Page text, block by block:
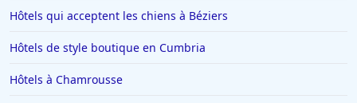
Hôtels qui acceptent les chiens à Béziers
Hôtels de style boutique en Cumbria
Hôtels à Chamrousse